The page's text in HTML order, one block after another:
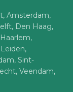
Amsterdam,
Den Haag,
Sint-
Veendam,